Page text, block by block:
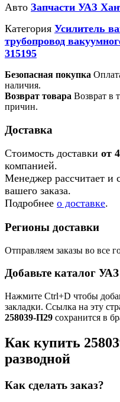
Авто Запчасти УАЗ
Категория Усилитель
трубопровод
315195
Безопасная покупка
наличия.
Возврат товара Возврат в
причин.
Доставка
Стоимость доставки от
компанией.
Менеджер рассчитает и
вашего заказа.
Подробнее о доставке.
Регионы доставки
Отправляем заказы во все
Добавьте каталог
Нажмите Ctrl+D чтобы
закладки. Ссылка на эту
258039-П29 сохранится в
Как купить
разводной
Как сделать заказ?